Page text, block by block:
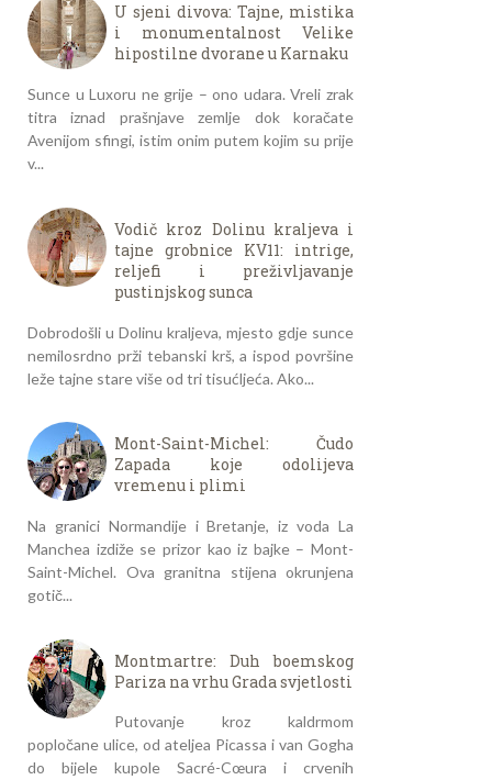
U sjeni divova: Tajne, mistika
i monumentalnost Velike
hipostilne dvorane u Karnaku
Sunce u Luxoru ne grije – ono udara. Vreli zrak
titra iznad prašnjave zemlje dok koračate
Avenijom sfingi, istim onim putem kojim su prije
v...
Vodič kroz Dolinu kraljeva i
tajne grobnice KV11: intrige,
reljefi i preživljavanje
pustinjskog sunca
Dobrodošli u Dolinu kraljeva, mjesto gdje sunce
nemilosrdno prži tebanski krš, a ispod površine
leže tajne stare više od tri tisućljeća. Ako...
Mont-Saint-Michel: Čudo
Zapada koje odolijeva
vremenu i plimi
Na granici Normandije i Bretanje, iz voda La
Manchea izdiže se prizor kao iz bajke – Mont-
Saint-Michel. Ova granitna stijena okrunjena
gotič...
Montmartre: Duh boemskog
Pariza na vrhu Grada svjetlosti
Putovanje kroz kaldrmom
popločane ulice, od ateljea Picassa i van Gogha
do bijele kupole Sacré-Cœura i crvenih